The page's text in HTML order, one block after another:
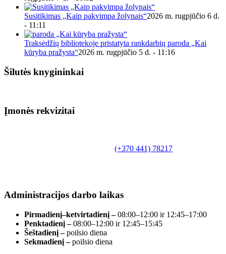
Susitikimas „Kaip pakvimpa žolynais“2026 m. rugpjūčio 6 d.
- 11:11
Traksėdžių bibliotekoje pristatyta rankdarbių paroda „Kai
kūryba pražysta“2026 m. rugpjūčio 5 d. - 11:16
Šilutės knygininkai
Įmonės rekvizitai
(+370 441) 78217
Administracijos darbo laikas
Pirmadienį–ketvirtadienį –08:00–12:00 ir 12:45–17:00
Penktadienį –08:00–12:00 ir 12:45–15:45
Šeštadienį –poilsio diena
Sekmadienį –poilsio diena